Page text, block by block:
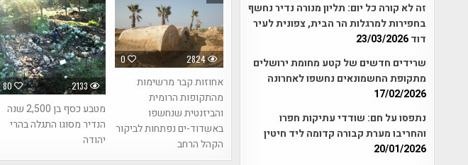
80 2133
מטבע כסף בן 2,500 שנה
הנדיר מסוגו התגלה בהרי
יהודה
0 2824
אחוזות קבר מרשימות
מהתקופות הרומית
והביזנטית שנחשפו
באשדוד-ים נפתחות לביקור
הקהל הרחב
זה לא קורה כל יום: תליון מנורה נדיר נחשף
בחפירות למרגלות הר הבית, צפונית לעיר
דוד23/03/2026
שרידים חדשים של קטע מחומת ירושלים
מתקופת החשמונאים נחשפו לאחרונה
17/02/2026
נתפסו על חם: שודדי עתיקות חפרו
והחריבו מערת קבורה קדומה ליד חיטין
20/01/2026